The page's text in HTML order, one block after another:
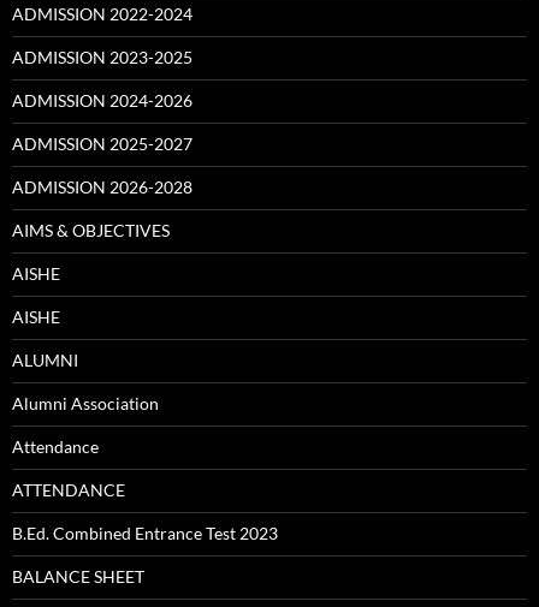
ADMISSION 2022-2024
ADMISSION 2023-2025
ADMISSION 2024-2026
ADMISSION 2025-2027
ADMISSION 2026-2028
AIMS & OBJECTIVES
AISHE
AISHE
ALUMNI
Alumni Association
Attendance
ATTENDANCE
B.Ed. Combined Entrance Test 2023
BALANCE SHEET